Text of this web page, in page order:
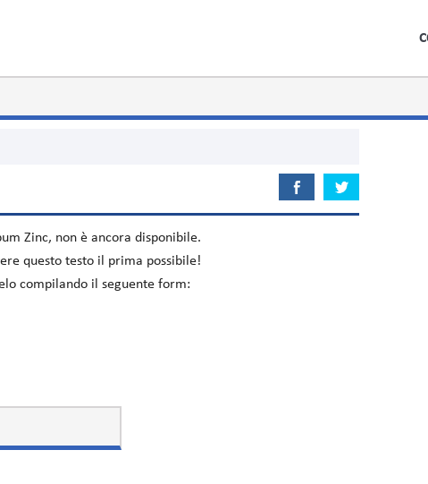
Zinc, non è ancora disponibile.
questo testo il prima possibile!
compilando il seguente form: